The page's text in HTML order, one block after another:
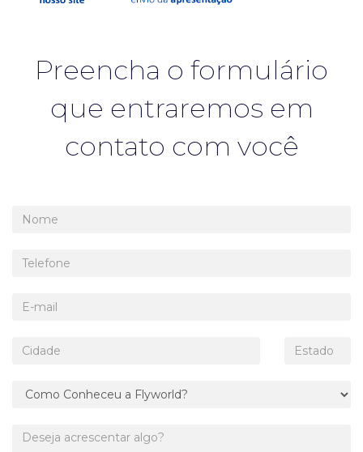
Preencha o formulário
que entraremos em
contato com você